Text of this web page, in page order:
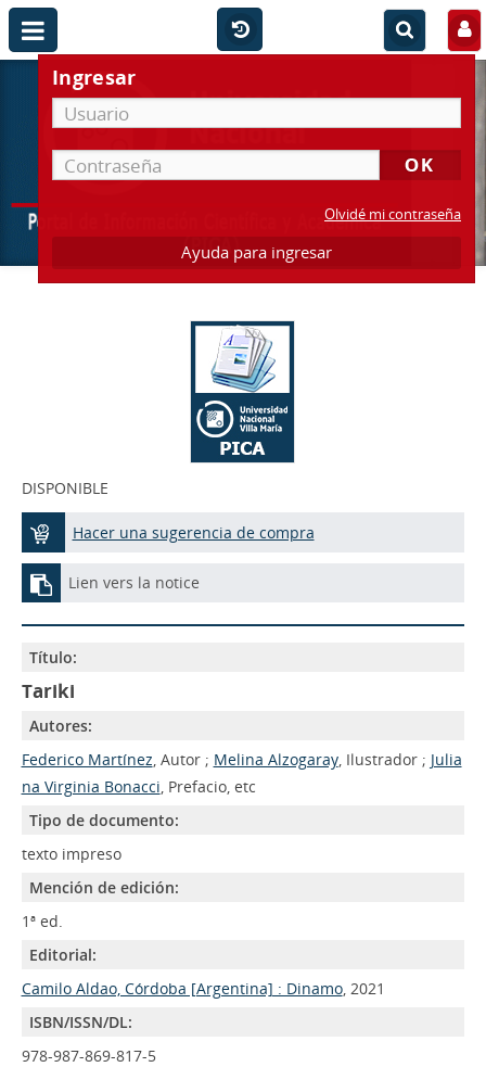
Ingresar
Olvidé mi contraseña
Ayuda para ingresar
DISPONIBLE
Hacer una sugerencia de compra
Lien vers la notice
Título:
Tariki
Autores:
Federico Martínez, Autor ; Melina Alzogaray, Ilustrador ; Julia
na Virginia Bonacci, Prefacio, etc
Tipo de documento:
texto impreso
Mención de edición:
1ª ed.
Editorial:
Camilo Aldao, Córdoba [Argentina] : Dinamo, 2021
ISBN/ISSN/DL:
978-987-869-817-5